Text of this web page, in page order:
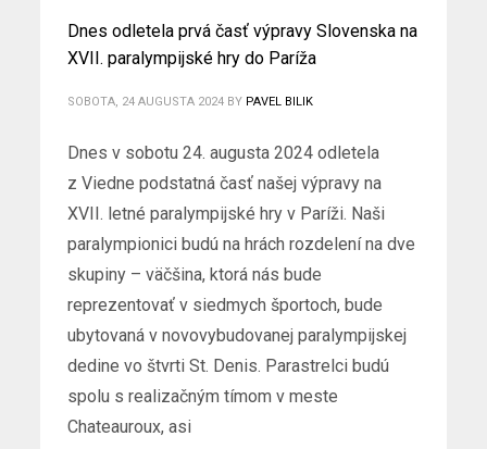
Dnes odletela prvá časť výpravy Slovenska na
XVII. paralympijské hry do Paríža
SOBOTA, 24 AUGUSTA 2024 BY PAVEL BILIK
Dnes v sobotu 24. augusta 2024 odletela
z Viedne podstatná časť našej výpravy na
XVII. letné paralympijské hry v Paríži. Naši
paralympionici budú na hrách rozdelení na dve
skupiny – väčšina, ktorá nás bude
reprezentovať v siedmych športoch, bude
ubytovaná v novovybudovanej paralympijskej
dedine vo štvrti St. Denis. Parastrelci budú
spolu s realizačným tímom v meste
Chateauroux, asi